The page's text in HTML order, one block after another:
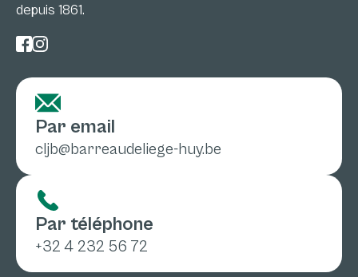
depuis 1861.
Par email
cljb@barreaudeliege-huy.be
Par téléphone
+32 4 232 56 72